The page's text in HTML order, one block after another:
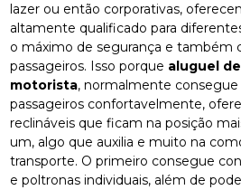
lazer ou então corporativas,
altamente qualificado para
o máximo de segurança e também
passageiros. Isso porque aluguel
motorista, normalmente consegue
passageiros confortavelmente,
reclináveis que ficam na posição
um, algo que auxilia e muito na
transporte. O primeiro consegue
e poltronas individuais, além de